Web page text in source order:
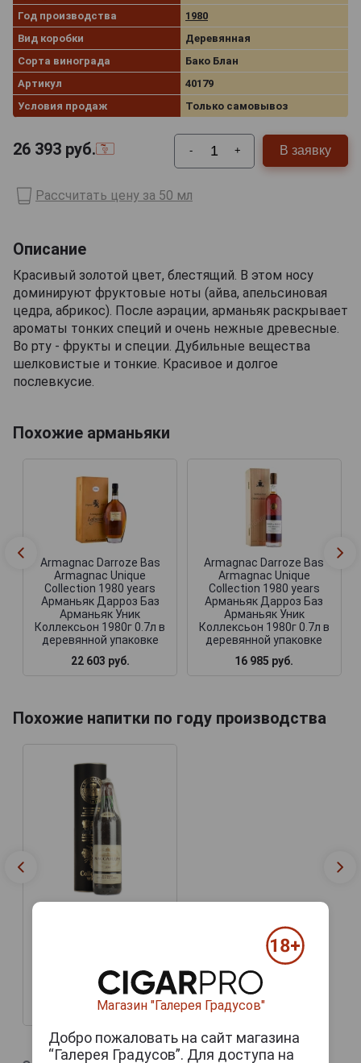
Год производства
1980
Вид коробки
Деревянная
Сорта винограда
Бако Блан
Артикул
40179
Условия продаж
Только самовывоз
26 393 руб. - + В заявку
Рассчитать цену за 50 мл
Описание
Красивый золотой цвет, блестящий. В этом носу
доминируют фруктовые ноты (айва, апельсиновая
цедра, абрикос). После аэрации, арманьяк раскрывает
ароматы тонких специй и очень нежные древесные.
Во рту - фрукты и специи. Дубильные вещества
шелковистые и тонкие. Красивое и долгое
послевкусие.
Похожие арманьяки
Armagnac Darroze Bas
Armagnac Unique
Collection 1980 years
Арманьяк Дарроз Баз
Арманьяк Уник
Коллексьон 1980г 0.7л в
деревянной упаковке
22 603 руб.
Armagnac Darroze Bas
Armagnac Unique
Collection 1980 years
Арманьяк Дарроз Баз
Арманьяк Уник
Коллексьон 1980г 0.7л в
деревянной упаковке
16 985 руб.
Похожие напитки по году производства
Коллексьон 1980г 0.7л в
деревянной упаковке
25 725 руб.
Магазин "Галерея Градусов"
Добро пожаловать на сайт магазина
“Галерея Градусов”. Для доступа на